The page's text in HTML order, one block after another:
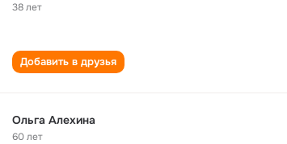
38 лет
Добавить в друзья
Ольга Алехина
60 лет